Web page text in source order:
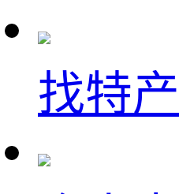
找特产